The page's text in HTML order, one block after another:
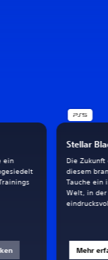
ein
Stellar
Die
diesem
Tauche ein
Welt, in der
Mehr